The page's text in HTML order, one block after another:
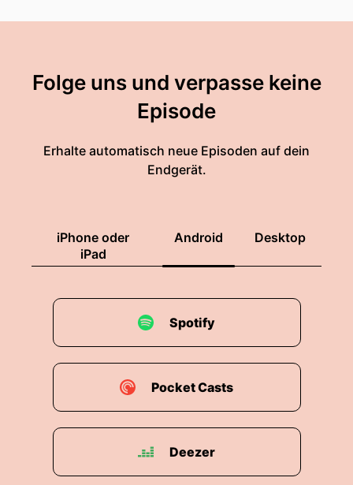
Folge uns und verpasse keine
Episode
Erhalte automatisch neue Episoden auf dein
Endgerät.
iPhone oder
iPad
Android Desktop
Spotify
Pocket Casts
Deezer